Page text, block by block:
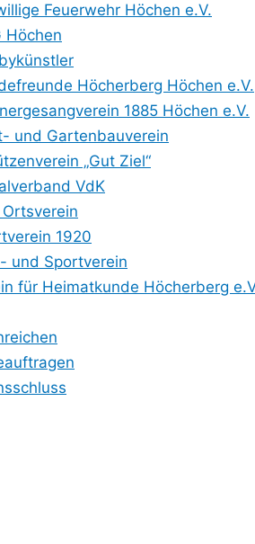
Feuerwehr Höchen e.V.
Höchen
Höcherberg Höchen e.V.
1885 Höchen e.V.
und Gartenbauverein
„Gut Ziel“
VdK
Ortsverein
1920
und Sportverein
für Heimatkunde Höcherberg